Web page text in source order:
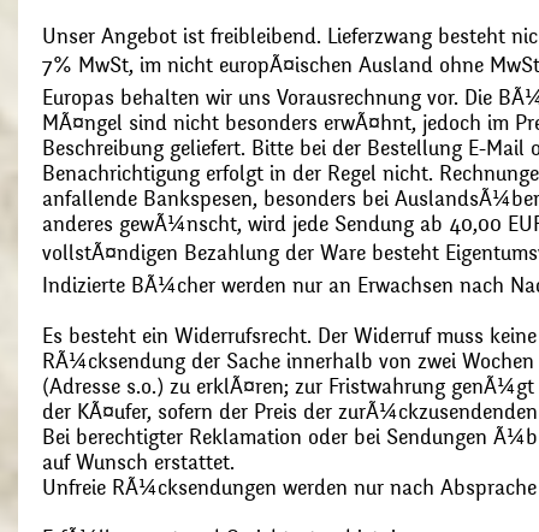
Unser Angebot ist freibleibend. Lieferzwang besteht
7% MwSt, im nicht europÃ¤ischen Ausland ohne
Europas behalten wir uns Vorausrechnung vor. Die
MÃ¤ngel sind nicht besonders erwÃ¤hnt, jedoch im
Beschreibung geliefert. Bitte bei der Bestellung E-Mail
Benachrichtigung erfolgt in der Regel nicht.
anfallende Bankspesen, besonders bei
anderes gewÃ¼nscht, wird jede Sendung ab 40,00
vollstÃ¤ndigen Bezahlung der Ware besteht
Indizierte BÃ¼cher werden nur an Erwachsen nach
Es besteht ein Widerrufsrecht. Der Widerruf muss
RÃ¼cksendung der Sache innerhalb von zwei
(Adresse s.o.) zu erklÃ¤ren; zur Fristwahrung
der KÃ¤ufer, sofern der Preis der
Bei berechtigter Reklamation oder bei Sendungen
auf Wunsch erstattet.
Unfreie RÃ¼cksendungen werden nur nach